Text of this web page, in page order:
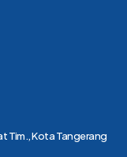
Tim., Kota Tangerang